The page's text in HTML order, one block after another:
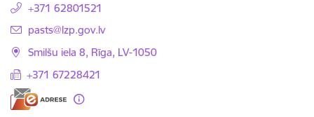
+371 62801521
E-pasts:
pasts@lzp.gov.lv
Smilšu iela 8, Rīga, LV-1050
+371 67228421